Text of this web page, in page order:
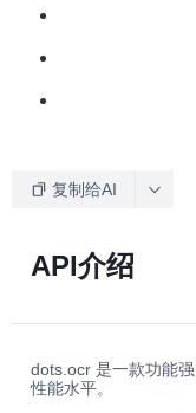
复制给AI
API介绍
dots.ocr 是一款功能
性能水平。